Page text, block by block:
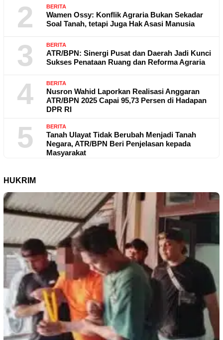
2 BERITA
Wamen Ossy: Konflik Agraria Bukan Sekadar
Soal Tanah, tetapi Juga Hak Asasi Manusia
3 BERITA
ATR/BPN: Sinergi Pusat dan Daerah Jadi Kunci
Sukses Penataan Ruang dan Reforma Agraria
4 BERITA
Nusron Wahid Laporkan Realisasi Anggaran
ATR/BPN 2025 Capai 95,73 Persen di Hadapan
DPR RI
5 BERITA
Tanah Ulayat Tidak Berubah Menjadi Tanah
Negara, ATR/BPN Beri Penjelasan kepada
Masyarakat
HUKRIM